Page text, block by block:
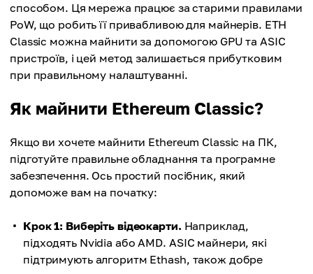
способом. Ця мережа працює за старими правилами
PoW, що робить її привабливою для майнерів. ETH
Classic можна майнити за допомогою GPU та ASIC
пристроїв, і цей метод залишається прибутковим
при правильному налаштуванні.
Як майнити Ethereum Classic?
Якщо ви хочете майнити Ethereum Classic на ПК,
підготуйте правильне обладнання та програмне
забезпечення. Ось простий посібник, який
допоможе вам на початку:
Крок 1: Виберіть відеокарти. Наприклад,
підходять Nvidia або AMD. ASIC майнери, які
підтримують алгоритм Ethash, також добре